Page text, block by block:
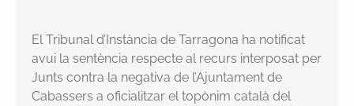
El Tribunal d’Instància de Tarragona ha notificat
avui la sentència respecte al recurs interposat per
Junts contra la negativa de l’Ajuntament de
Cabassers a oficialitzar el topònim català del